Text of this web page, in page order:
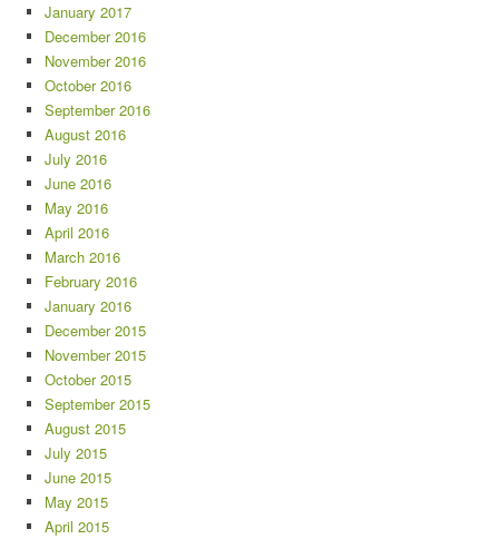
January 2017
December 2016
November 2016
October 2016
September 2016
August 2016
July 2016
June 2016
May 2016
April 2016
March 2016
February 2016
January 2016
December 2015
November 2015
October 2015
September 2015
August 2015
July 2015
June 2015
May 2015
April 2015